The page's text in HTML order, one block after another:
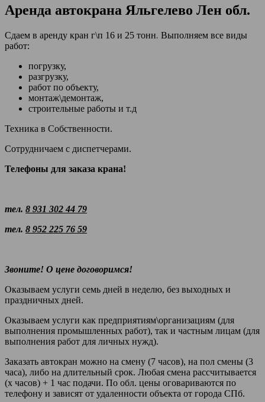
Аренда автокрана Яльгелево Лен обл.
Сдаем в аренду кран г\п 16 и 25 тонн. Выполняем все виды
работ:
погрузку,
разгрузку,
работ по объекту,
монтаж\демонтаж,
строительные работы и т.д
Техника в Собственности.
Сотрудничаем с диспетчерами.
Телефоны для заказа крана!
тел. 8 931 302 44 79
тел. 8 952 225 76 59
Звоните! О цене договоримся!
Оказываем услуги семь дней в неделю, без выходных и
праздничных дней.
Оказываем услуги как предприятиям\организациям (для
выполнения промышленных работ), так и частным лицам (для
выполнения работ для личных нужд).
Заказать автокран можно на смену (7 часов), на пол смены (3
часа), либо на длительный срок. Любая смена рассчитывается
(х часов) + 1 час подачи. По обл. цены оговариваются по
телефону и зависят от удаленности объекта от города СПб.